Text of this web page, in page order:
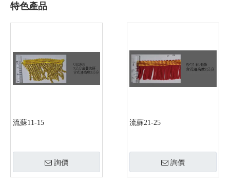
特色產品
流蘇11-15
詢價
流蘇21-25
詢價